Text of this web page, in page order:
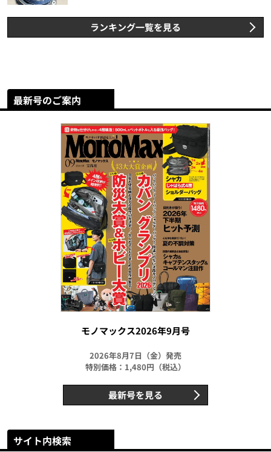
ランキング一覧を見る
最新号のご案内
モノマックス2026年9月号
2026年8月7日（金）発売
特別価格：1,480円（税込）
最新号を見る
サイト内検索